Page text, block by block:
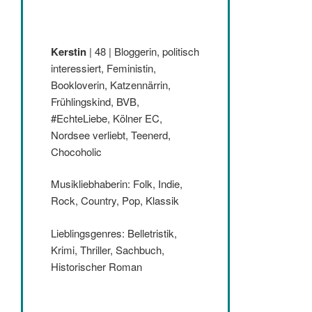
Kerstin | 48 | Bloggerin, politisch
interessiert, Feministin,
Bookloverin, Katzennärrin,
Frühlingskind, BVB,
#EchteLiebe, Kölner EC,
Nordsee verliebt, Teenerd,
Chocoholic
Musikliebhaberin: Folk, Indie,
Rock, Country, Pop, Klassik
Lieblingsgenres: Belletristik,
Krimi, Thriller, Sachbuch,
Historischer Roman